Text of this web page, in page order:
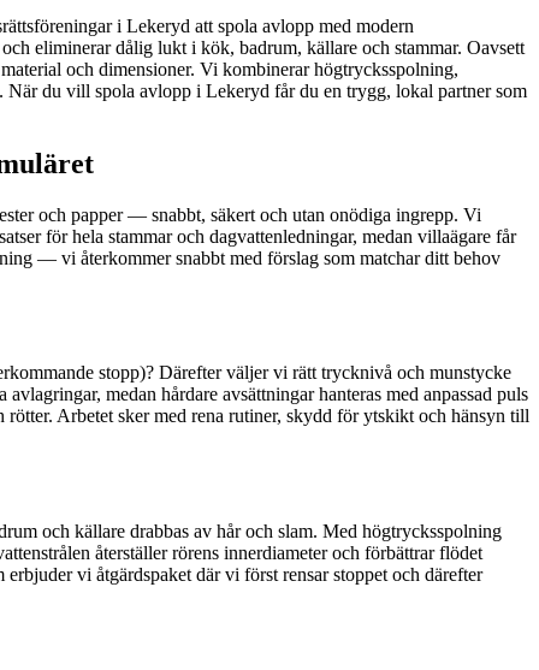
i Lekeryd att spola avlopp med modern
eliminerar dålig lukt i kök, badrum, källare och stammar. Oavsett
och dimensioner. Vi kombinerar högtrycksspolning,
När du vill spola avlopp i Lekeryd får du en trygg, lokal partner som
och papper — snabbt, säkert och utan onödiga ingrepp. Vi
för hela stammar och dagvattenledningar, medan villaägare får
— vi återkommer snabbt med förslag som matchar ditt behov
stopp)? Därefter väljer vi rätt trycknivå och munstycke
medan hårdare avsättningar hanteras med anpassad puls
Arbetet sker med rena rutiner, skydd för ytskikt och hänsyn till
och källare drabbas av hår och slam. Med högtrycksspolning
återställer rörens innerdiameter och förbättrar flödet
vi åtgärdspaket där vi först rensar stoppet och därefter